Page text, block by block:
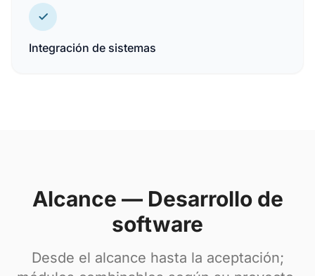
Integración de sistemas
Alcance — Desarrollo de
software
Desde el alcance hasta la aceptación;